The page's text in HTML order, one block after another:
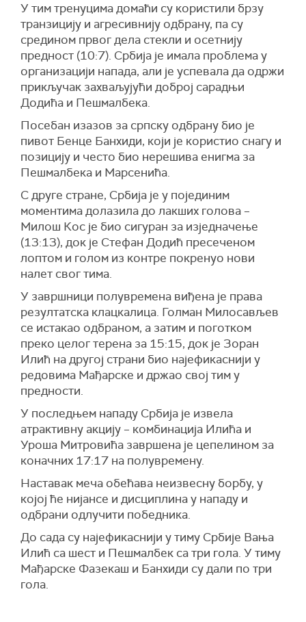
У тим тренуцима домаћи су користили брзу
транзицију и агресивнију одбрану, па су
средином првог дела стекли и осетнију
предност (10:7). Србија је имала проблема у
организацији напада, али је успевала да одржи
прикључак захваљујући доброј сарадњи
Додића и Пешмалбека.
Посебан изазов за српску одбрану био је
пивот Бенце Банхиди, који је користио снагу и
позицију и често био нерешива енигма за
Пешмалбека и Марсенића.
С друге стране, Србија је у појединим
моментима долазила до лакших голова –
Милош Кос је био сигуран за изједначење
(13:13), док је Стефан Додић пресеченом
лоптом и голом из контре покренуо нови
налет свог тима.
У завршници полувремена виђена је права
резултатска клацкалица. Голман Милосављев
се истакао одбраном, а затим и поготком
преко целог терена за 15:15, док је Зоран
Илић на другој страни био најефикаснији у
редовима Мађарске и држао свој тим у
предности.
У последњем нападу Србија је извела
атрактивну акцију – комбинација Илића и
Уроша Митровића завршена је цепелином за
коначних 17:17 на полувремену.
Наставак меча обећава неизвесну борбу, у
којој ће нијансе и дисциплина у нападу и
одбрани одлучити победника.
До сада су најефикаснији у тиму Србије Вања
Илић са шест и Пешмалбек са три гола. У тиму
Мађарске Фазекаш и Банхиди су дали по три
гола.